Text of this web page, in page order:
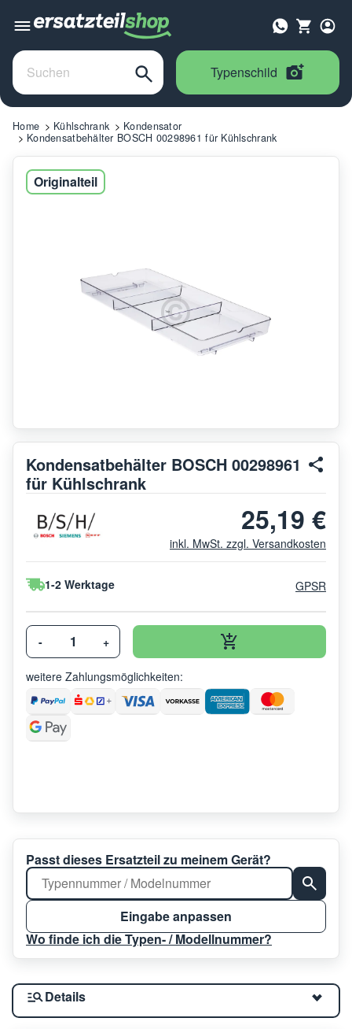
Typenschild
Home Kühlschrank
Kondensator
Kondensatbehälter BOSCH 00298961 für Kühlschrank
Originalteil
Kondensatbehälter BOSCH 00298961
für Kühlschrank
25,19 €
inkl. MwSt. zzgl. Versandkosten
1-2 Werktage GPSR
- +
weitere Zahlungsmöglichkeiten:
Passt dieses Ersatzteil zu meinem Gerät?
Eingabe anpassen
Wo finde ich die Typen- / Modellnummer?
Details